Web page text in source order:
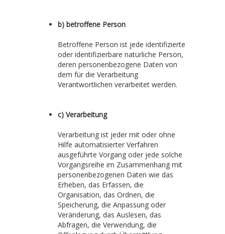
b) betroffene Person
Betroffene Person ist jede identifizierte
oder identifizierbare natürliche Person,
deren personenbezogene Daten von
dem für die Verarbeitung
Verantwortlichen verarbeitet werden.
c) Verarbeitung
Verarbeitung ist jeder mit oder ohne
Hilfe automatisierter Verfahren
ausgeführte Vorgang oder jede solche
Vorgangsreihe im Zusammenhang mit
personenbezogenen Daten wie das
Erheben, das Erfassen, die
Organisation, das Ordnen, die
Speicherung, die Anpassung oder
Veränderung, das Auslesen, das
Abfragen, die Verwendung, die